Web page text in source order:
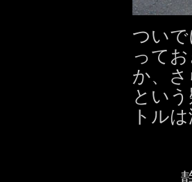
つい
って
か、
とい
トル